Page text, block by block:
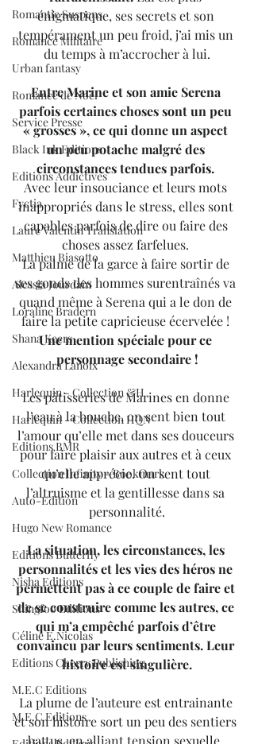
Romantic Suspens
Romance Militaire
Urban fantasy
Romance de Noël
Service Presse
Black Ink Editions
Editions Addictives
Fyctia
Laure Valentin Translation
Matthieu Biasotto
Alessia Jourdain
Loraline Bradern
Shana Keers
Alexandra Lanoix
Harlequin - Collection &H
Harlequin - Collection HQN
Editions BMR
Collection Infinity - Bookmark
Auto-Edition
Hugo New Romance
Editions Butterfly
Nisha Editions
Shingfoo Editions
Céline E.Nicolas
Editions Cherry Publishing
M.E.C Editions
M.E.C Editions
énigmatique, ses secrets et son
tempérament un peu froid, j’ai mis un
du temps à m’accrocher à lui.
Entre Marine et son amie Serena
parfois certaines choses sont un peu
« grosses », ce qui donne un aspect
un peu potache malgré des
circonstances tendues parfois.
Avec leur insouciance et leurs mots
inappropriés dans le stress, elles sont
capables parfois de dire ou faire des
choses assez farfelues.
La palme de la garce à faire sortir de
ses gonds des hommes surentraînés va
quand même à Serena qui a le don de
faire la petite capricieuse écervelée !
Une mention spéciale pour ce
personnage secondaire !
Les pâtisseries de Marines en donne
l’eau à la bouche, on sent bien tout
l’amour qu’elle met dans ses douceurs
pour faire plaisir aux autres et à ceux
qu’elle apprécie. On sent tout
l’altruisme et la gentillesse dans sa
personnalité.
La situation, les circonstances, les
personnalités et les vies des héros ne
permettent pas à ce couple de faire et
de se construire comme les autres, ce
qui m’a empêché parfois d’être
convaincu par leurs sentiments. Leur
histoire est singulière.
La plume de l’auteure est entrainante
et son histoire sort un peu des sentiers
battus, en alliant tension sexuelle,